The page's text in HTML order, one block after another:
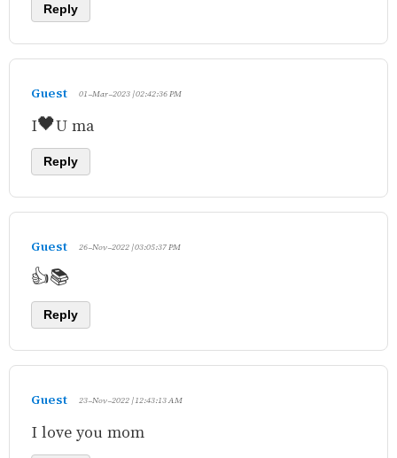
Reply
Guest 01-Mar-2023 | 02:42:36 PM
I🖤U ma
Reply
Guest 26-Nov-2022 | 03:05:37 PM
👍📚
Reply
Guest 23-Nov-2022 | 12:43:13 AM
I love you mom